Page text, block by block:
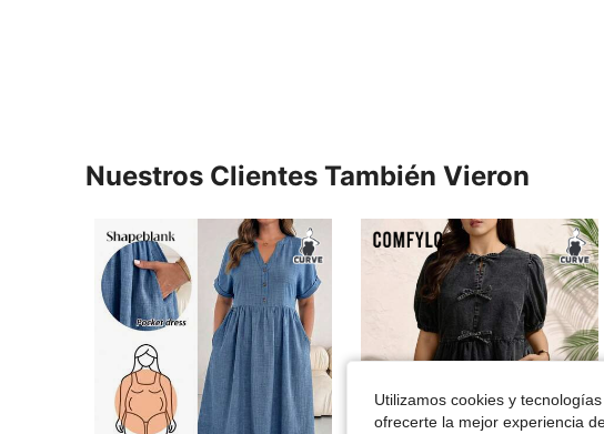
Nuestros Clientes También Vieron
Utilizamos cookies y
ofrecerte la mejor experiencia